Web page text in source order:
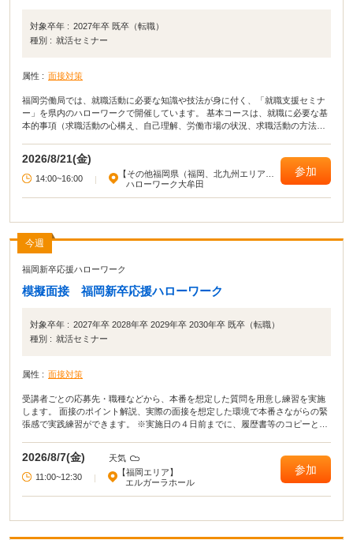
対象卒年 : 2027年卒 既卒（転職）
種別 : 就活セミナー
属性 : 面接対策
福岡労働局では、就職活動に必要な知識や技法が身に付く、「就職支援セミナ
ー」を県内のハローワークで開催しています。 基本コースは、就職に必要な基
本的事項（求職活動の心構え、自己理解、労働市場の状況、求職活動の方法・
セミナーです。目的に合わせて、2種類のセミナーを開催しています。
2026/8/21(金)
14:00~16:00 |
【その他福岡県（福岡、北九州エリア以
外）】
ハローワーク大牟田
参加
今週
福岡新卒応援ハローワーク
模擬面接 福岡新卒応援ハローワーク
対象卒年 : 2027年卒 2028年卒 2029年卒 2030年卒 既卒（転職）
種別 : 就活セミナー
属性 : 面接対策
受講者ごとの応募先・職種などから、本番を想定した質問を用意し練習を実施
します。 面接のポイント解説、実際の面接を想定した環境で本番さながらの緊
張感で実践練習ができます。 ※実施日の４日前までに、履歴書等のコピーと、
2026/8/7(金)
天気
11:00~12:30
|
【福岡エリア】
エルガーラホール
参加